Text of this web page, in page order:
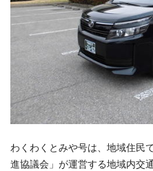
わくわくとみや号は、地域住民
進協議会」が運営する地域内交